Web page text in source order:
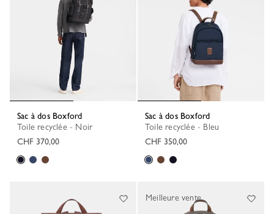
Sac à dos Boxford
Toile recyclée - Noir
CHF 370,00
Sac à dos Boxford
Toile recyclée - Bleu
CHF 350,00
Meilleure vente